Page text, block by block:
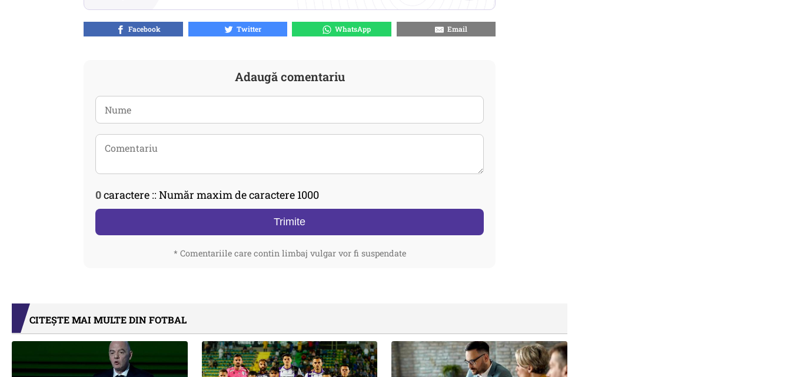
Facebook Twitter WhatsApp Email
Adaugă comentariu
0caractere :: Număr maxim de caractere 1000
Trimite
* Comentariile care contin limbaj vulgar vor fi suspendate
CITEȘTE MAI MULTE DIN FOTBAL